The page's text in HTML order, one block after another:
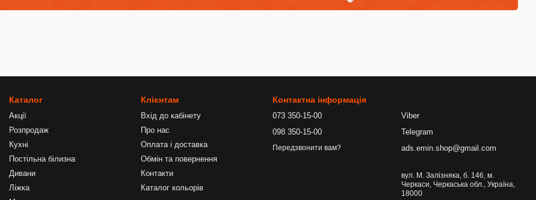
Каталог
Акції
Розпродаж
Кухні
Постільна білизна
Дивани
Ліжка
Клієнтам
Вхід до кабінету
Про нас
Оплата і доставка
Обмін та повернення
Контакти
Каталог кольорів
Контактна інформація
073 350-15-00
098 350-15-00
Передзвонити вам?
Viber
Telegram
ads.emin.shop@gmail.com
вул. М. Залізняка, б. 146, м.
Черкаси, Черкаська обл., Україна,
18000